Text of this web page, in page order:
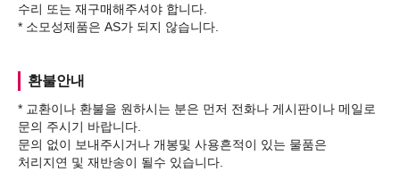
수리 또는 재구매해주셔야 합니다.
환불안내
* 교환이나 환불을 원하시는 분은 먼저 전화나 게시판이나 메일로
문의 주시기 바랍니다.
문의 없이 보내주시거나 개봉및 사용흔적이 있는 물품은
처리지연 및 재반송이 될수 있습니다.